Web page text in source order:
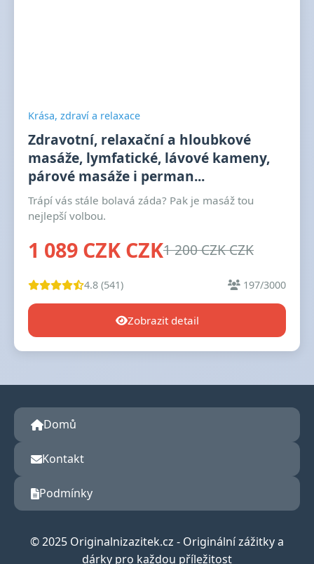
Krása, zdraví a relaxace
Zdravotní, relaxační a hloubkové
masáže, lymfatické, lávové kameny,
párové masáže i perman...
Trápí vás stále bolavá záda? Pak je masáž tou
nejlepší volbou.
1 089 CZK CZK1 200 CZK CZK
4.8 (541) 197/3000
Zobrazit detail
Domů
Kontakt
Podmínky
© 2025 Originalnizazitek.cz - Originální zážitky a
dárky pro každou příležitost